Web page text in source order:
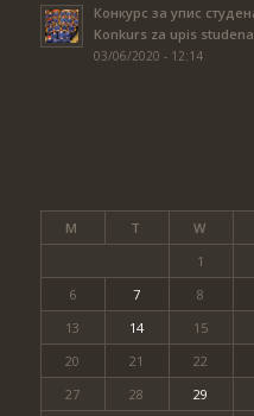
Конкурс за упис
Konkurs za upis
03/06/2020 - 12:14
M T W
1
6
7 8
13
14 15
20
21 22
27
28 29